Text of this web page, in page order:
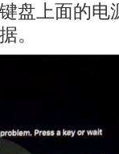
盘上面的电
。